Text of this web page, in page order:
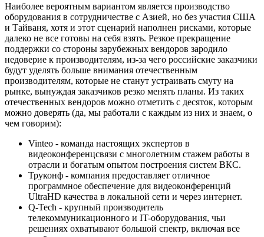
Наиболее вероятным вариантом является производство
оборудования в сотрудничестве с Азией, но без участия США
и Тайваня, хотя и этот сценарий наполнен рисками, которые
далеко не все готовы на себя взять. Резкое прекращение
поддержки со стороны зарубежных вендоров зародило
недоверие к производителям, из-за чего российские заказчики
будут уделять больше внимания отечественным
производителям, которые не станут устраивать смуту на
рынке, вынуждая заказчиков резко менять планы. Из таких
отечественных вендоров можно отметить с десяток, которым
можно доверять (да, мы работали с каждым из них и знаем, о
чем говорим):
Vinteo - команда настоящих экспертов в
видеоконференцсвязи с многолетним стажем работы в
отрасли и богатым опытом построения систем ВКС.
Труконф - компания предоставляет отличное
программное обеспечение для видеоконференций
UltraHD качества в локальной сети и через интернет.
Q-Tech - крупный производитель
телекоммуникационного и IT-оборудования, чьи
решениях охватывают большой спектр, включая все